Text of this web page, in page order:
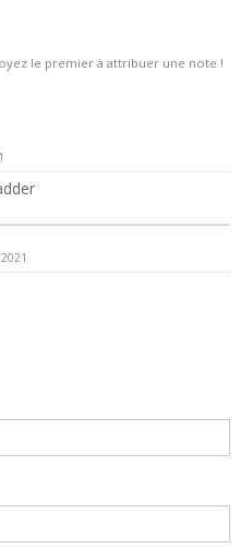
le premier à attribuer une note !